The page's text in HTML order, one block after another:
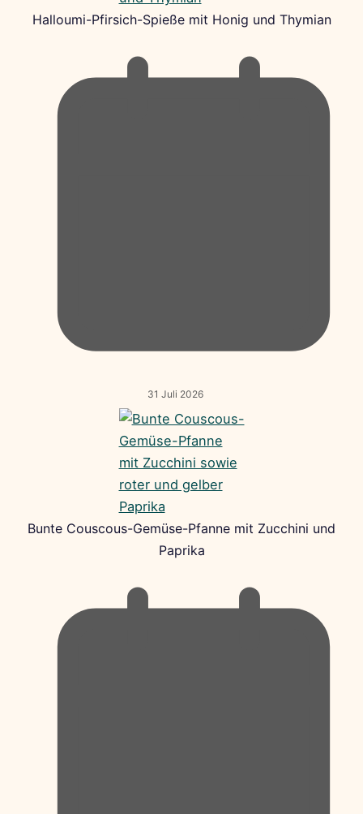
Halloumi-Pfirsich-Spieße mit Honig und Thymian
31 Juli 2026
Bunte Couscous-Gemüse-Pfanne mit Zucchini und
Paprika